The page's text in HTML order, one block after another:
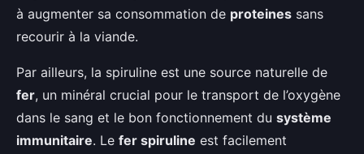
à augmenter sa consommation de proteines sans
recourir à la viande.
Par ailleurs, la spiruline est une source naturelle de
fer, un minéral crucial pour le transport de l’oxygène
dans le sang et le bon fonctionnement du système
immunitaire. Le fer spiruline est facilement